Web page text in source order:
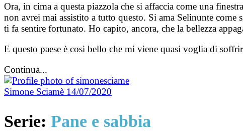
Ora, in cima a questa piazzola che si affaccia come una
non avrei mai assistito a tutto questo. Si ama Selinunte
ti fa sentire fortunato. Ho capito, ancora, che la bellezza
E questo paese è così bello che mi viene quasi voglia di
Continua...
Simone Sciamè 14/07/2020
Serie: Pane e sabbia